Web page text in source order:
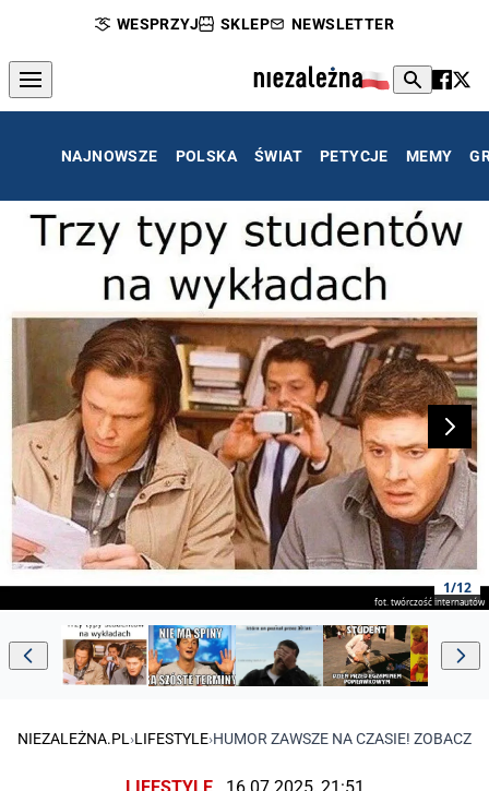
WESPRZYJ SKLEP NEWSLETTER
NAJNOWSZE POLSKA ŚWIAT PETYCJE MEMY
1/12
fot. twórczość internautów
NIEZALEŻNA.PL ›LIFESTYLE›HUMOR ZAWSZE NA CZASIE! ZOBACZ
LIFESTYLE 16.07.2025, 21:51